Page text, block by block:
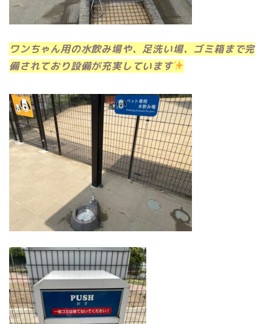
ワンちゃん用の水飲み場や、足洗い場、ゴミ箱まで完
備されており設備が充実しています